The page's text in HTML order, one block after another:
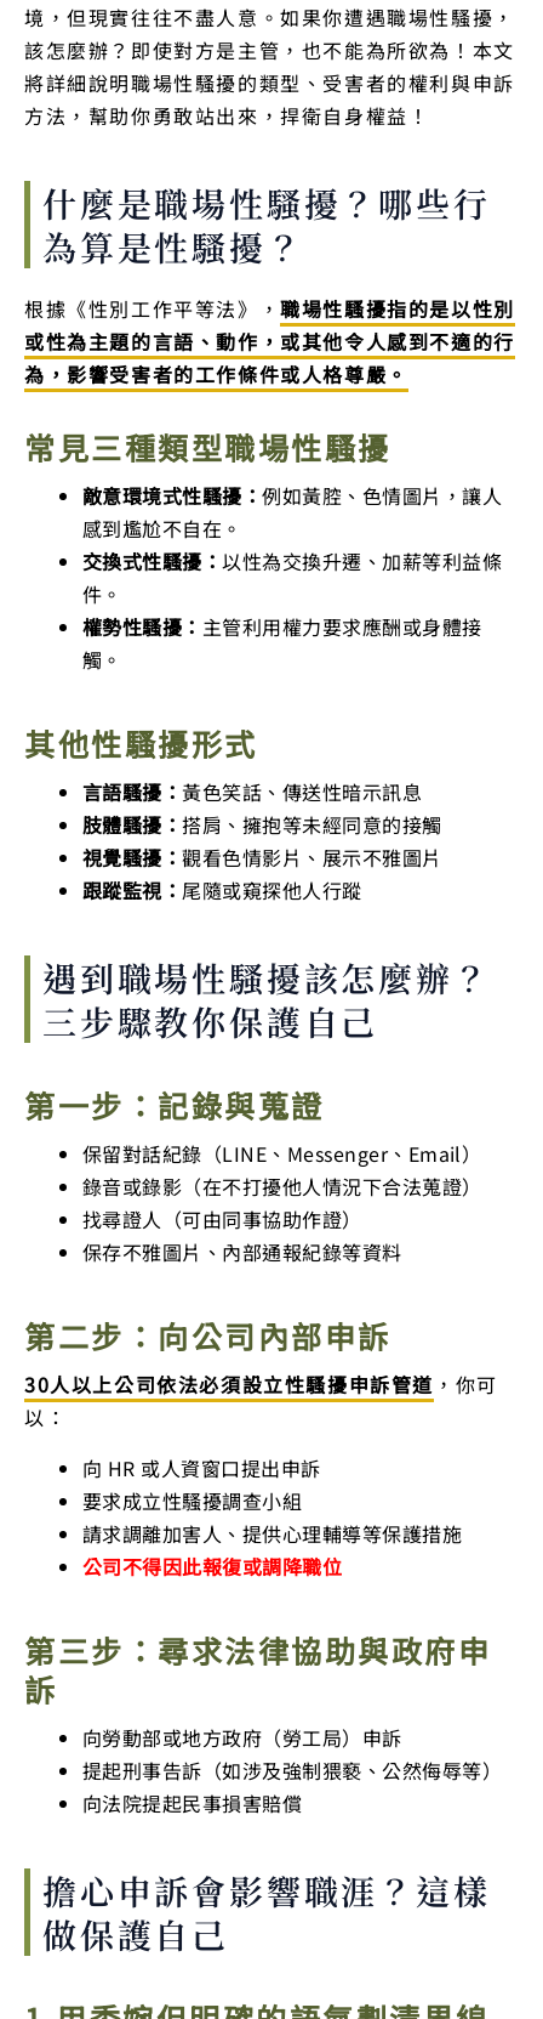
境，但現實往往不盡人意。如果你遭遇職場性騷擾，
該怎麼辦？即使對方是主管，也不能為所欲為！本文
將詳細說明職場性騷擾的類型、受害者的權利與申訴
方法，幫助你勇敢站出來，捍衛自身權益！
什麼是職場性騷擾？哪些行
為算是性騷擾？
根據《性別工作平等法》，職場性騷擾指的是以性別
或性為主題的言語、動作，或其他令人感到不適的行
為，影響受害者的工作條件或人格尊嚴。
常見三種類型職場性騷擾
敵意環境式性騷擾：例如黃腔、色情圖片，讓人
感到尷尬不自在。
交換式性騷擾：以性為交換升遷、加薪等利益條
件。
權勢性騷擾： 主管利用權力要求應酬或身體接
觸。
其他性騷擾形式
言語騷擾：黃色笑話、傳送性暗示訊息
肢體騷擾：搭肩、擁抱等未經同意的接觸
視覺騷擾：觀看色情影片、展示不雅圖片
跟蹤監視： 尾隨或窺探他人行蹤
遇到職場性騷擾該怎麼辦？
三步驟教你保護自己
第一步：記錄與蒐證
保留對話紀錄（LINE、Messenger、Email）
錄音或錄影（在不打擾他人情況下合法蒐證）
找尋證人（可由同事協助作證）
保存不雅圖片、內部通報紀錄等資料
第二步：向公司內部申訴
30人以上公司依法必須設立性騷擾申訴管道 ，你可
以：
向 HR 或人資窗口提出申訴
要求成立性騷擾調查小組
請求調離加害人、提供心理輔導等保護措施
公司不得因此報復或調降職位
第三步：尋求法律協助與政府申
訴
向勞動部或地方政府（勞工局）申訴
提起刑事告訴（如涉及強制猥褻、公然侮辱等）
向法院提起民事損害賠償
擔心申訴會影響職涯？這樣
做保護自己